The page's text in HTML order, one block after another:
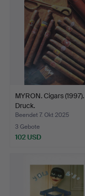
MYRON. Cigars (1997).
Druck.
Beendet 7. Okt 2025
3 Gebote
102 USD